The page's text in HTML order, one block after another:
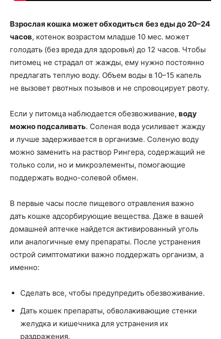
Взрослая кошка может обходиться без еды до 20–24
часов, котенок возрастом младше 10 мес. может
голодать (без вреда для здоровья) до 12 часов. Чтобы
питомец не страдал от жажды, ему нужно постоянно
предлагать теплую воду. Объем воды в 10–15 капель
не вызовет рвотных позывов и не спровоцирует рвоту.
Если у питомца наблюдается обезвоживание, воду
можно подсаливать. Соленая вода усиливает жажду
и лучше задерживается в организме. Соленую воду
можно заменить на раствор Рингера, содержащий не
только соли, но и микроэлементы, помогающие
поддержать водно-солевой обмен.
В первые часы после пищевого отравления важно
дать кошке адсорбирующие вещества. Даже в вашей
домашней аптечке найдется активированный уголь
или аналогичные ему препараты. После устранения
острой симптоматики важно поддержать организм, а
именно:
Сделать все, чтобы предупредить обезвоживание.
Дать кошек препараты, обволакивающие стенки
желудка и кишечника для устранения их
раздражения.